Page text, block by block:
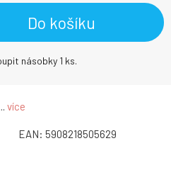
více
Do košíku
násobky 1 ks.
EAN: 5908218505629